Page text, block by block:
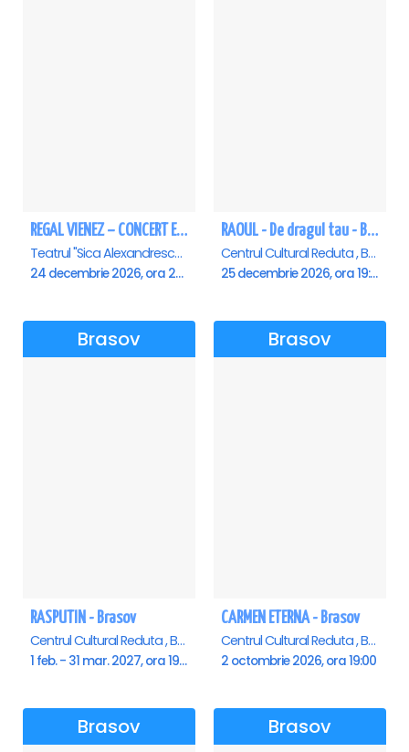
REGAL VIENEZ – CONCERT EXTRAORDINAR DE CRACIUN - Brasov
Teatrul "Sica Alexandrescu" , Brasov
24 decembrie 2026, ora 20:00
RAOUL - De dragul tau - Brasov
Centrul Cultural Reduta , Brasov
25 decembrie 2026, ora 19:00
Brasov
RASPUTIN - Brasov
Centrul Cultural Reduta , Brasov
1 feb. - 31 mar. 2027, ora 19:00
Brasov
CARMEN ETERNA - Brasov
Centrul Cultural Reduta , Brasov
2 octombrie 2026, ora 19:00
Brasov Brasov